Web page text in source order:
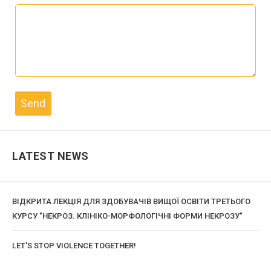
LATEST NEWS
ВІДКРИТА ЛЕКЦІЯ ДЛЯ ЗДОБУВАЧІВ ВИЩОЇ ОСВІТИ ТРЕТЬОГО
КУРСУ "НЕКРОЗ. КЛІНІКО-МОРФОЛОГІЧНІ ФОРМИ НЕКРОЗУ"
LET'S STOP VIOLENCE TOGETHER!